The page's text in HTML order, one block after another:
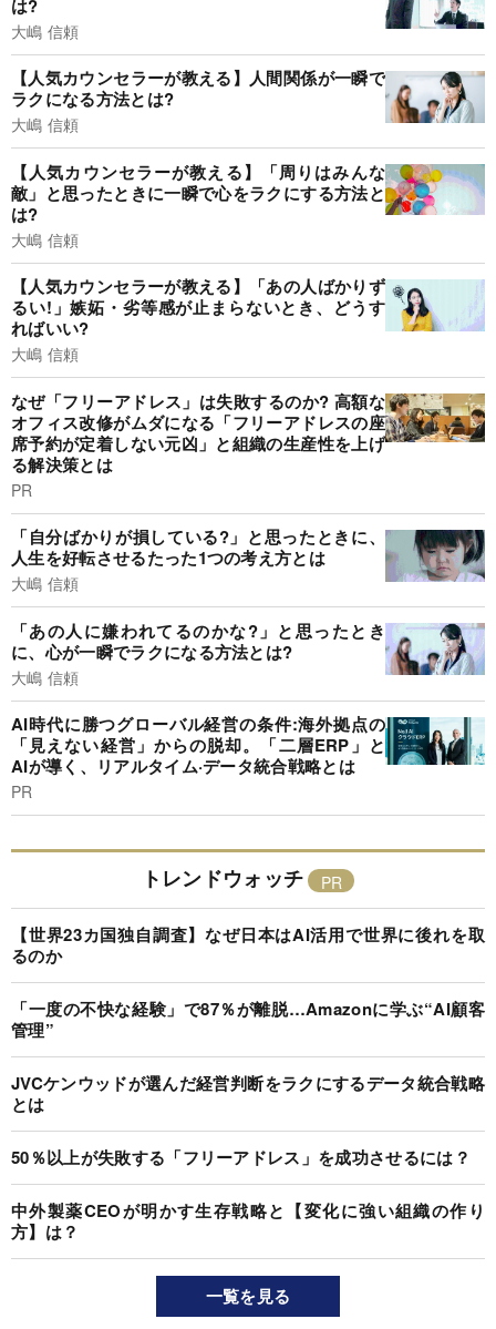
は?
大嶋 信頼
【人気カウンセラーが教える】人間関係が一瞬で
ラクになる方法とは?
大嶋 信頼
【人気カウンセラーが教える】「周りはみんな
敵」と思ったときに一瞬で心をラクにする方法と
は?
大嶋 信頼
【人気カウンセラーが教える】「あの人ばかりず
るい!」嫉妬・劣等感が止まらないとき、どうす
ればいい?
大嶋 信頼
なぜ「フリーアドレス」は失敗するのか? 高額な
オフィス改修がムダになる「フリーアドレスの座
席予約が定着しない元凶」と組織の生産性を上げ
る解決策とは
PR
「自分ばかりが損している?」と思ったときに、
人生を好転させるたった1つの考え方とは
大嶋 信頼
「あの人に嫌われてるのかな?」と思ったとき
に、心が一瞬でラクになる方法とは?
大嶋 信頼
AI時代に勝つグローバル経営の条件:海外拠点の
「見えない経営」からの脱却。「二層ERP」と
AIが導く、リアルタイム·データ統合戦略とは
PR
トレンドウォッチ
【世界23カ国独自調査】なぜ日本はAI活用で世界に後れを取
るのか
「一度の不快な経験」で87％が離脱…Amazonに学ぶ“AI顧客
管理”
JVCケンウッドが選んだ経営判断をラクにするデータ統合戦略
とは
50％以上が失敗する「フリーアドレス」を成功させるには？
中外製薬CEOが明かす生存戦略と【変化に強い組織の作り
方】は？
一覧を見る